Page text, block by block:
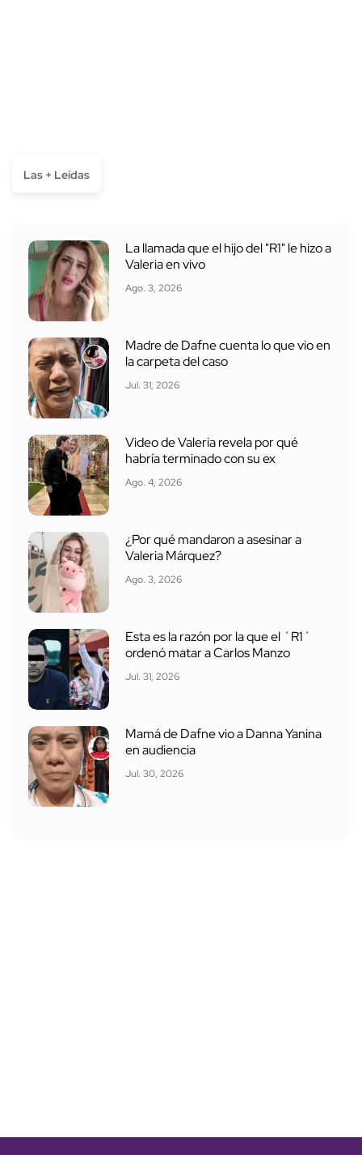
Las + Leídas
La llamada que el hijo del "R1" le hizo a
Valeria en vivo
Ago. 3, 2026
Madre de Dafne cuenta lo que vio en
la carpeta del caso
Jul. 31, 2026
Video de Valeria revela por qué
habría terminado con su ex
Ago. 4, 2026
¿Por qué mandaron a asesinar a
Valeria Márquez?
Ago. 3, 2026
Esta es la razón por la que el ´R1´
ordenó matar a Carlos Manzo
Jul. 31, 2026
Mamá de Dafne vio a Danna Yanina
en audiencia
Jul. 30, 2026